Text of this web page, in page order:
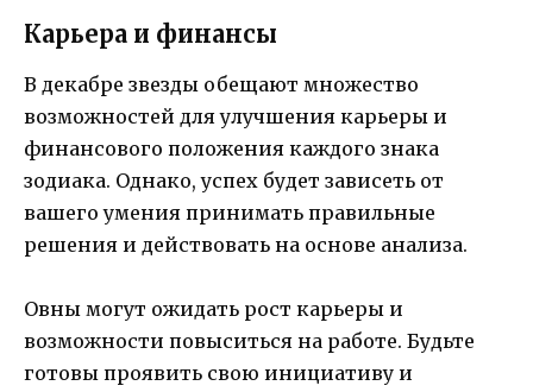
Карьера и финансы
В декабре звезды обещают множество
возможностей для улучшения карьеры и
финансового положения каждого знака
зодиака. Однако, успех будет зависеть от
вашего умения принимать правильные
решения и действовать на основе анализа.
Овны могут ожидать рост карьеры и
возможности повыситься на работе. Будьте
готовы проявить свою инициативу и